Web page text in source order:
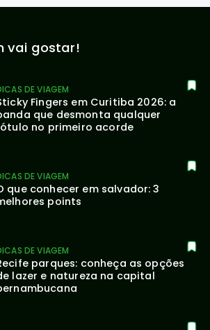
vai gostar!
DE VIAGEM
Fingers em Curitiba 2026: a
que desmonta qualquer
no primeiro acorde
DE VIAGEM
que conhecer em salvador: 3
points
DE VIAGEM
parques: conheça as opções
lazer e natureza na capital